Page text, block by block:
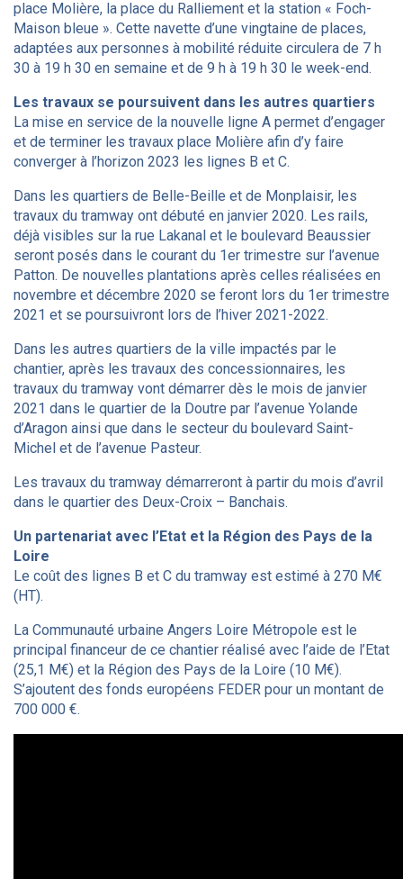
place Molière, la place du Ralliement et la station « Foch-
Maison bleue ». Cette navette d’une vingtaine de places,
adaptées aux personnes à mobilité réduite circulera de 7 h
30 à 19 h 30 en semaine et de 9 h à 19 h 30 le week-end.
Les travaux se poursuivent dans les autres quartiers
La mise en service de la nouvelle ligne A permet d’engager
et de terminer les travaux place Molière afin d’y faire
converger à l’horizon 2023 les lignes B et C.
Dans les quartiers de Belle-Beille et de Monplaisir, les
travaux du tramway ont débuté en janvier 2020. Les rails,
déjà visibles sur la rue Lakanal et le boulevard Beaussier
seront posés dans le courant du 1er trimestre sur l’avenue
Patton. De nouvelles plantations après celles réalisées en
novembre et décembre 2020 se feront lors du 1er trimestre
2021 et se poursuivront lors de l’hiver 2021-2022.
Dans les autres quartiers de la ville impactés par le
chantier, après les travaux des concessionnaires, les
travaux du tramway vont démarrer dès le mois de janvier
2021 dans le quartier de la Doutre par l’avenue Yolande
d’Aragon ainsi que dans le secteur du boulevard Saint-
Michel et de l’avenue Pasteur.
Les travaux du tramway démarreront à partir du mois d’avril
dans le quartier des Deux-Croix – Banchais.
Un partenariat avec l’Etat et la Région des Pays de la
Loire
Le coût des lignes B et C du tramway est estimé à 270 M€
(HT).
La Communauté urbaine Angers Loire Métropole est le
principal financeur de ce chantier réalisé avec l’aide de l’Etat
(25,1 M€) et la Région des Pays de la Loire (10 M€).
S’ajoutent des fonds européens FEDER pour un montant de
700 000 €.